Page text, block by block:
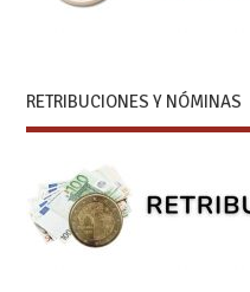
RETRIBUCIONES Y NÓMINAS